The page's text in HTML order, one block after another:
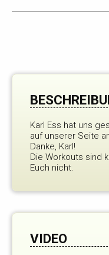
Karl Ess hat uns
auf unserer Seite
Danke, Karl!
Die Workouts sind
Euch nicht.
VIDEO